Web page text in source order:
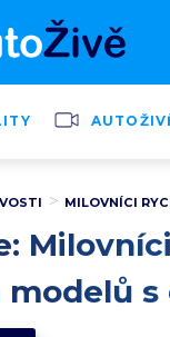
MILOVNÍCI
s